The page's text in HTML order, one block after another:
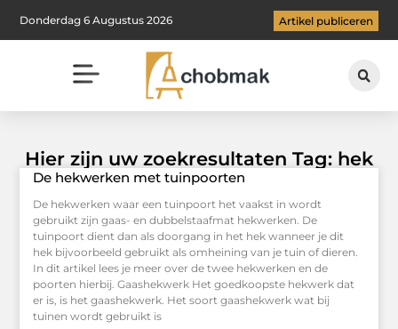
Donderdag 6 Augustus 2026 Artikel publiceren
Hier zijn uw zoekresultaten Tag: hek
De hekwerken met tuinpoorten
De hekwerken waar een tuinpoort het vaakst in wordt
gebruikt zijn gaas- en dubbelstaafmat hekwerken. De
tuinpoort dient dan als doorgang in het hek wanneer je dit
hek bijvoorbeeld gebruikt als omheining van je tuin of dieren.
In dit artikel lees je meer over de twee hekwerken en de
poorten hierbij. Gaashekwerk Het goedkoopste hekwerk dat
er is, is het gaashekwerk. Het soort gaashekwerk wat bij
tuinen wordt gebruikt is